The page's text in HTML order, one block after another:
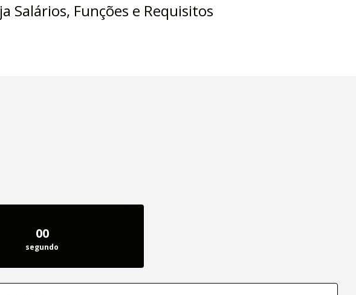
Salários, Funções e Requisitos
00
segundo